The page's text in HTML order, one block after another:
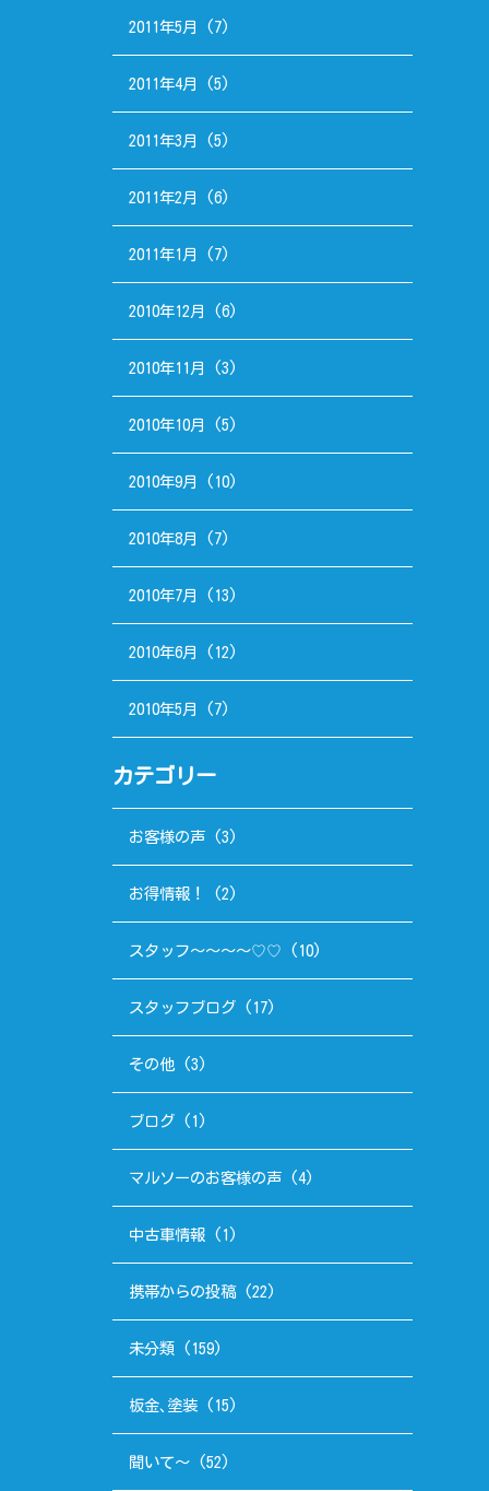
2011年5月 (7)
2011年4月 (5)
2011年3月 (5)
2011年2月 (6)
2011年1月 (7)
2010年12月 (6)
2010年11月 (3)
2010年10月 (5)
2010年9月 (10)
2010年8月 (7)
2010年7月 (13)
2010年6月 (12)
2010年5月 (7)
カテゴリー
お客様の声(3)
お得情報！ (2)
スタッフ～～～～♡♡ (10)
スタッフブログ(17)
その他(3)
ブログ(1)
マルソーのお客様の声(4)
中古車情報(1)
携帯からの投稿(22)
未分類 (159)
板金､塗装(15)
聞いて～(52)